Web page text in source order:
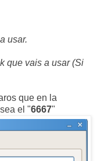
usar.
que vais a usar (Si
que en la
el "6667"